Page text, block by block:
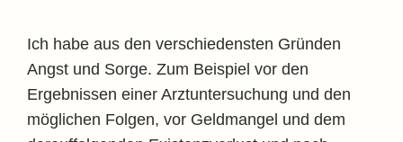
Ich habe aus den verschiedensten Gründen
Angst und Sorge. Zum Beispiel vor den
Ergebnissen einer Arztuntersuchung und den
möglichen Folgen, vor Geldmangel und dem